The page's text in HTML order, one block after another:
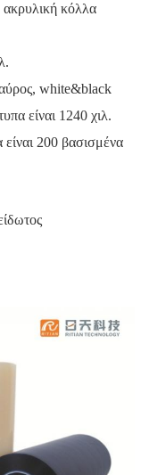
κόλλα
white&black
είναι 1240 χιλ.
200 βασισμένα